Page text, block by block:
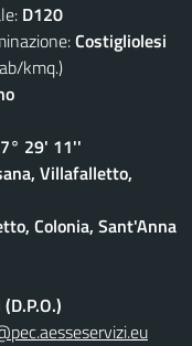
D120
Costigliolesi
kmq.)
7° 29' 11''
Villafalletto,
Colonia, Sant'Anna